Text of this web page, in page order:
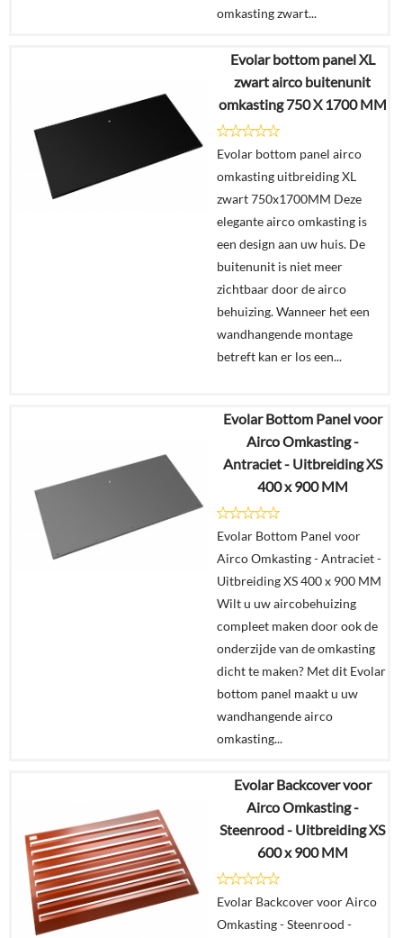
omkasting zwart...
€358,99
In
winkelmand
Evolar bottom panel XL
zwart airco buitenunit
omkasting 750 X 1700 MM
Evolar bottom panel airco
omkasting uitbreiding XL
zwart 750x1700MM Deze
elegante airco omkasting is
een design aan uw huis. De
buitenunit is niet meer
zichtbaar door de airco
behuizing. Wanneer het een
wandhangende montage
betreft kan er los een...
€329,00
Details
winkelmand
Evolar Bottom Panel voor
Airco Omkasting -
Antraciet - Uitbreiding XS
400 x 900 MM
Evolar Bottom Panel voor
Airco Omkasting - Antraciet -
Uitbreiding XS 400 x 900 MM
Wilt u uw aircobehuizing
compleet maken door ook de
onderzijde van de omkasting
dicht te maken? Met dit Evolar
bottom panel maakt u uw
wandhangende airco
omkasting...
€155,00
Details
winkelmand
Evolar Backcover voor
Airco Omkasting -
Steenrood - Uitbreiding XS
600 x 900 MM
Evolar Backcover voor Airco
Omkasting - Steenrood -